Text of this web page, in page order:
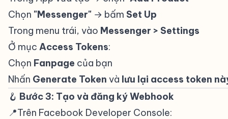
Chọn "Messenger" → bấm Set Up
Trong menu trái, vào Messenger > Settings
Ở mục Access Tokens:
Chọn Fanpage của bạn
Nhấn Generate Token và lưu lại access token
🪝 Bước 3: Tạo và đăng ký Webhook
📍Trên Facebook Developer Console: